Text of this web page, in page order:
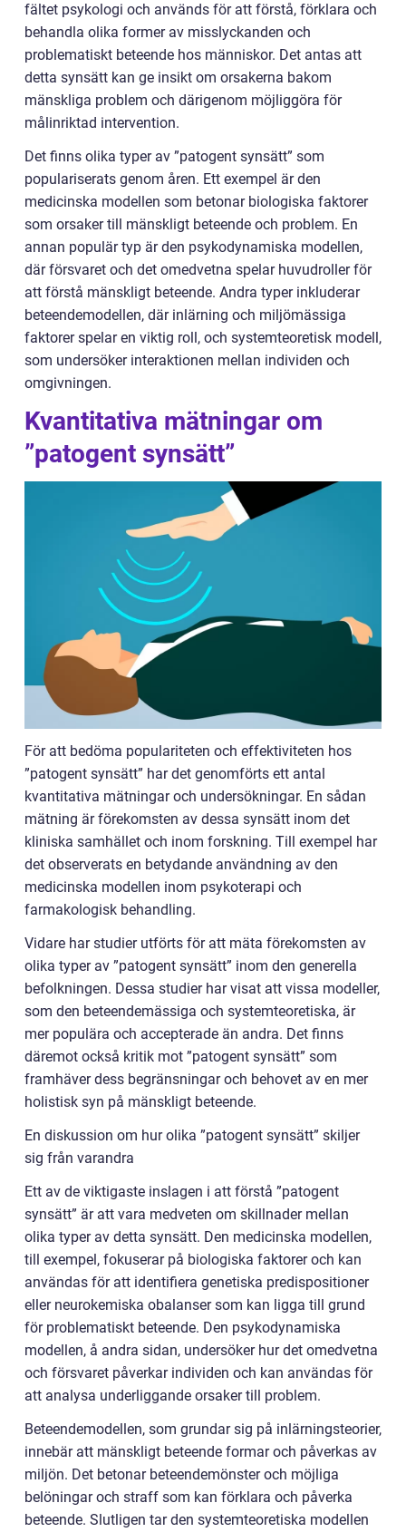
fältet psykologi och används för att förstå, förklara och
behandla olika former av misslyckanden och
problematiskt beteende hos människor. Det antas att
detta synsätt kan ge insikt om orsakerna bakom
mänskliga problem och därigenom möjliggöra för
målinriktad intervention.
Det finns olika typer av ”patogent synsätt” som
populariserats genom åren. Ett exempel är den
medicinska modellen som betonar biologiska faktorer
som orsaker till mänskligt beteende och problem. En
annan populär typ är den psykodynamiska modellen,
där försvaret och det omedvetna spelar huvudroller för
att förstå mänskligt beteende. Andra typer inkluderar
beteendemodellen, där inlärning och miljömässiga
faktorer spelar en viktig roll, och systemteoretisk modell,
som undersöker interaktionen mellan individen och
omgivningen.
Kvantitativa mätningar om
”patogent synsätt”
För att bedöma populariteten och effektiviteten hos
”patogent synsätt” har det genomförts ett antal
kvantitativa mätningar och undersökningar. En sådan
mätning är förekomsten av dessa synsätt inom det
kliniska samhället och inom forskning. Till exempel har
det observerats en betydande användning av den
medicinska modellen inom psykoterapi och
farmakologisk behandling.
Vidare har studier utförts för att mäta förekomsten av
olika typer av ”patogent synsätt” inom den generella
befolkningen. Dessa studier har visat att vissa modeller,
som den beteendemässiga och systemteoretiska, är
mer populära och accepterade än andra. Det finns
däremot också kritik mot ”patogent synsätt” som
framhäver dess begränsningar och behovet av en mer
holistisk syn på mänskligt beteende.
En diskussion om hur olika ”patogent synsätt” skiljer
sig från varandra
Ett av de viktigaste inslagen i att förstå ”patogent
synsätt” är att vara medveten om skillnader mellan
olika typer av detta synsätt. Den medicinska modellen,
till exempel, fokuserar på biologiska faktorer och kan
användas för att identifiera genetiska predispositioner
eller neurokemiska obalanser som kan ligga till grund
för problematiskt beteende. Den psykodynamiska
modellen, å andra sidan, undersöker hur det omedvetna
och försvaret påverkar individen och kan användas för
att analysa underliggande orsaker till problem.
Beteendemodellen, som grundar sig på inlärningsteorier,
innebär att mänskligt beteende formar och påverkas av
miljön. Det betonar beteendemönster och möjliga
belöningar och straff som kan förklara och påverka
beteende. Slutligen tar den systemteoretiska modellen